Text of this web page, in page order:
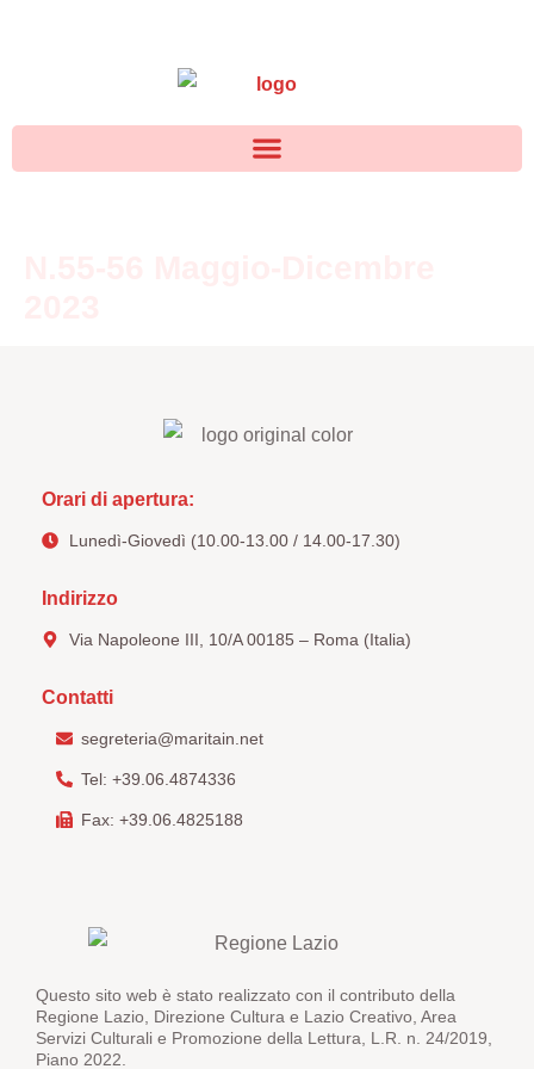
Orari di apertura:
Lunedì-Giovedì (10.00-13.00 / 14.00-17.30)
Indirizzo
Via Napoleone III, 10/A 00185 – Roma (Italia)
Contatti
segreteria@maritain.net
Tel: +39.06.4874336
Fax: +39.06.4825188
Questo sito web è stato realizzato con il contributo della
Regione Lazio, Direzione Cultura e Lazio Creativo, Area
Servizi Culturali e Promozione della Lettura, L.R. n. 24/2019,
Piano 2022.